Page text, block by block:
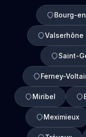
Bourg-
Valserhône
Saint-
Ferney-
Miribel
Meximieux